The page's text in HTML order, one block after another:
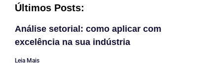
Últimos Posts:
Análise setorial: como aplicar com
excelência na sua indústria
Leia Mais